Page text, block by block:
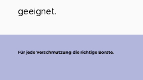
geeignet.
Für jede Verschmutzung die richtige Borste.